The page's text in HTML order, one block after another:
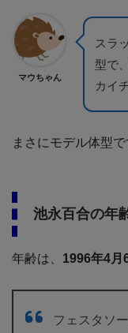
マウちゃん
スラ
型で
カイ
まさにモデル体型で
池永百合の年
年齢は、 1996年4月
フェスタソ